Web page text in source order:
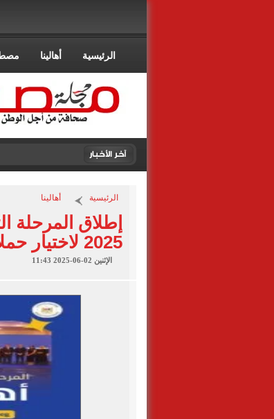
الرئيسية أهالينا
الرئيسية أهالينا
إطلاق المرحلة
2025 لاختيار حملات الإطعام الأكثر تأثيرًا
الإثنين 02-06-2025 11:43